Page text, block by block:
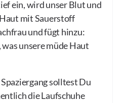
ein, wird unser Blut und
mit Sauerstoff
und fügt hinzu:
was unsere müde Haut
solltest Du
die Laufschuhe